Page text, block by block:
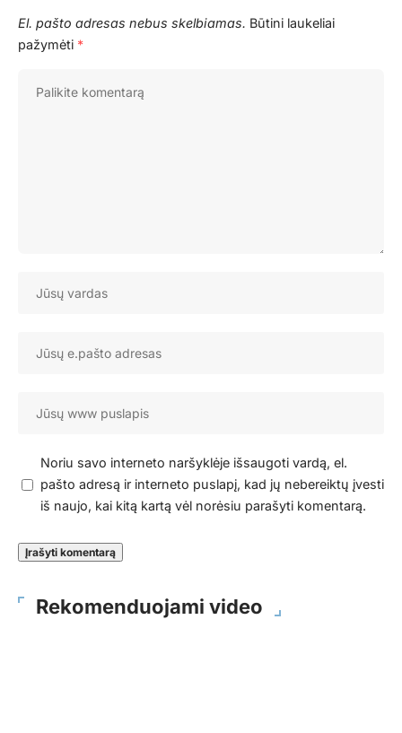
El. pašto adresas nebus skelbiamas. Būtini laukeliai
pažymėti *
Noriu savo interneto naršyklėje išsaugoti vardą, el.
pašto adresą ir interneto puslapį, kad jų nebereiktų įvesti
iš naujo, kai kitą kartą vėl norėsiu parašyti komentarą.
Rekomenduojami video